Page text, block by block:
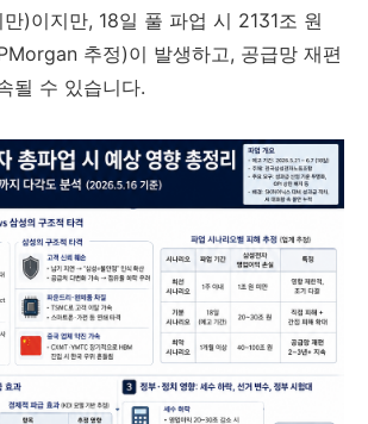
)이지만, 18일 풀 파업 시 2131조 원
추정)이 발생하고, 공급망 재편
될 수 있습니다.